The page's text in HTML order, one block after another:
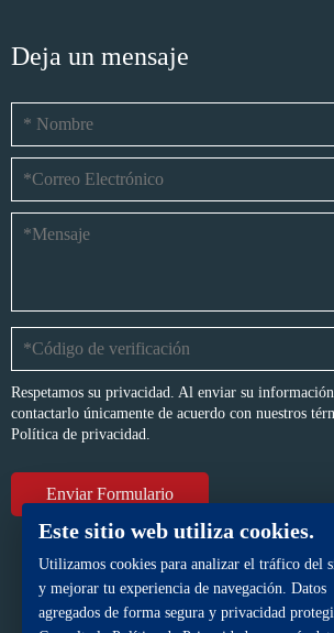
Deja un mensaje
Respetamos su privacidad. Al enviar su
contactarlo únicamente de acuerdo con nuestros
Política de privacidad.
Este sitio web utiliza cookies.
Utilizamos cookies para analizar el tráfico del
y mejorar tu experiencia de navegación. Datos
agregados de forma segura y privacidad